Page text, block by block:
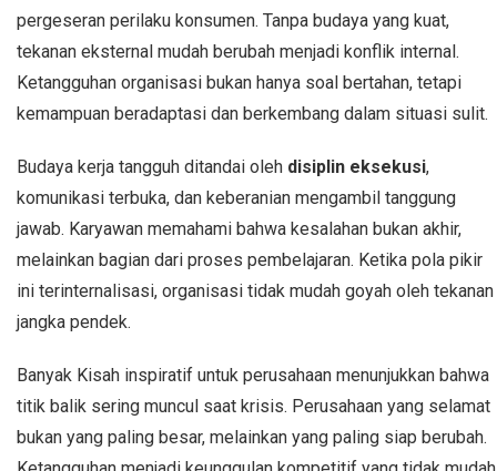
pergeseran perilaku konsumen. Tanpa budaya yang kuat,
tekanan eksternal mudah berubah menjadi konflik internal.
Ketangguhan organisasi bukan hanya soal bertahan, tetapi
kemampuan beradaptasi dan berkembang dalam situasi sulit.
Budaya kerja tangguh ditandai oleh disiplin eksekusi,
komunikasi terbuka, dan keberanian mengambil tanggung
jawab. Karyawan memahami bahwa kesalahan bukan akhir,
melainkan bagian dari proses pembelajaran. Ketika pola pikir
ini terinternalisasi, organisasi tidak mudah goyah oleh tekanan
jangka pendek.
Banyak Kisah inspiratif untuk perusahaan menunjukkan bahwa
titik balik sering muncul saat krisis. Perusahaan yang selamat
bukan yang paling besar, melainkan yang paling siap berubah.